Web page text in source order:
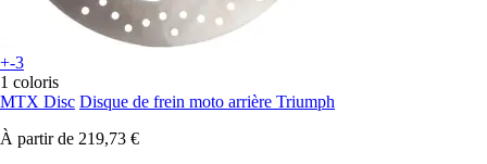
+-3
1 coloris
MTX Disc Disque de frein moto arrière Triumph
À partir de 219,73 €